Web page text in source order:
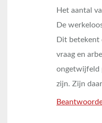
Het aantal
De
Dit betekent
vraag en
ongetwijfeld
zijn. Zijn